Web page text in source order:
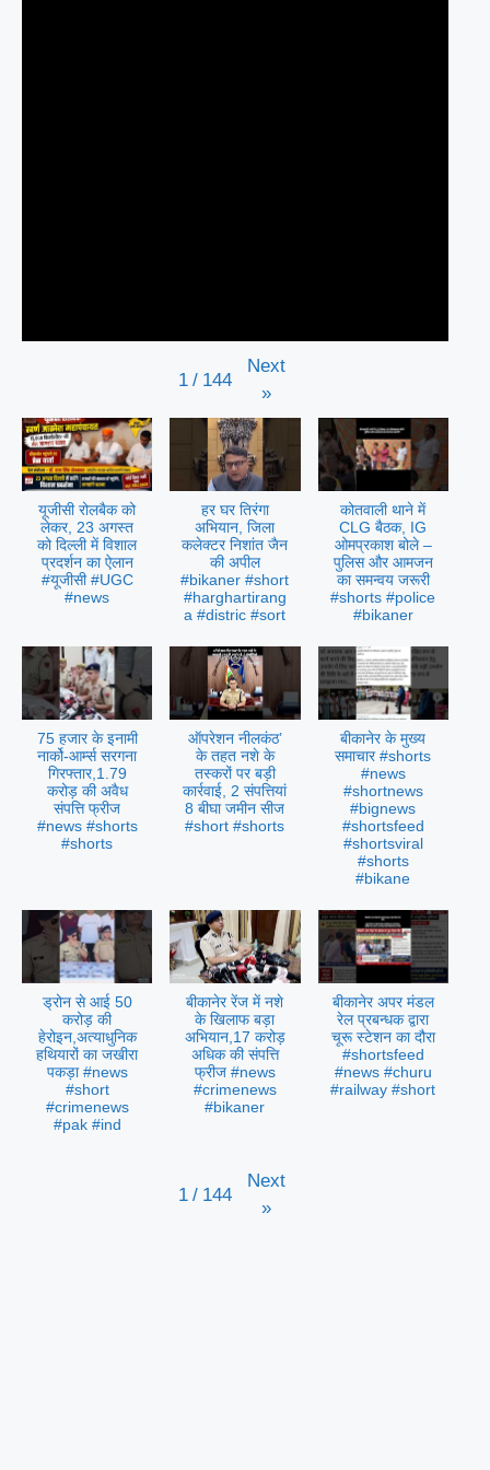
1 / 144
Next
»
यूजीसी रोलबैक को
लेकर, 23 अगस्त
को दिल्ली में विशाल
प्रदर्शन का ऐलान
#यूजीसी #UGC
#news
हर घर तिरंगा
अभियान, जिला
कलेक्टर निशांत जैन
की अपील
#bikaner #short
#harghartirang
a #distric #sort
कोतवाली थाने में
CLG बैठक, IG
ओमप्रकाश बोले –
पुलिस और आमजन
का समन्वय जरूरी
#shorts #police
#bikaner
75 हजार के इनामी
नार्को-आर्म्स सरगना
गिरफ्तार,1.79
करोड़ की अवैध
संपत्ति फ्रीज
#news #shorts
#shorts
ऑपरेशन नीलकंठ’
के तहत नशे के
तस्करों पर बड़ी
कार्रवाई, 2 संपत्तियां
8 बीघा जमीन सीज
#short #shorts
बीकानेर के मुख्य
समाचार #shorts
#news
#shortnews
#bignews
#shortsfeed
#shortsviral
#shorts
#bikane
ड्रोन से आई 50
करोड़ की
हेरोइन,अत्याधुनिक
हथियारों का जखीरा
पकड़ा #news
#short
#crimenews
#pak #ind
बीकानेर रेंज में नशे
के खिलाफ बड़ा
अभियान,17 करोड़
अधिक की संपत्ति
फ्रीज #news
#crimenews
#bikaner
बीकानेर अपर मंडल
रेल प्रबन्धक द्वारा
चूरू स्टेशन का दौरा
#shortsfeed
#news #churu
#railway #short
1 / 144
Next
»